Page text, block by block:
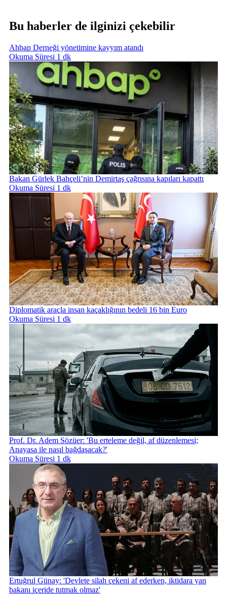
Bu haberler de ilginizi çekebilir
Ahbap Derneği yönetimine kayyım atandı
Okuma Süresi 1 dk
Bakan Gürlek Bahçeli’nin Demirtaş çağrısına kapıları kapattı
Okuma Süresi 1 dk
Diplomatik araçla insan kaçaklığının bedeli 16 bin Euro
Okuma Süresi 1 dk
Prof. Dr. Adem Sözüer: 'Bu erteleme değil, af düzenlemesi;
Anayasa ile nasıl bağdaşacak?'
Okuma Süresi 1 dk
Ertuğrul Günay: 'Devlete silah çekeni af ederken, iktidara yan
bakanı içeride tutmak olmaz'